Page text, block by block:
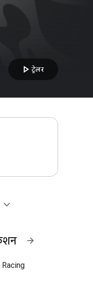
play_arrowट्रेलर
expand_more
arrow_forward